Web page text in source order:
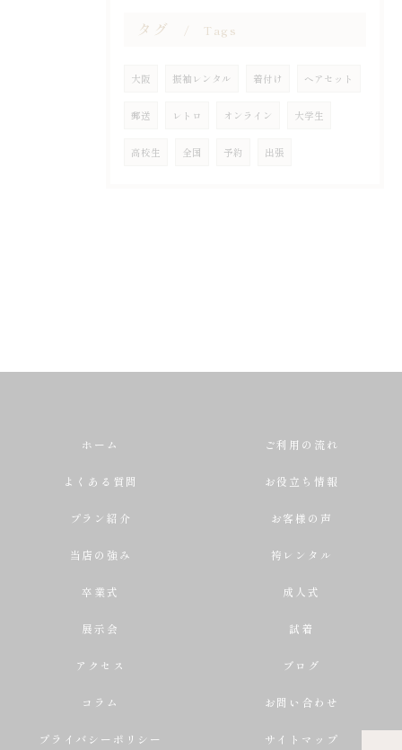
タグ Tags
大阪 振袖レンタル 着付け ヘアセット
郵送 レトロ オンライン 大学生
高校生 全国 予約 出張
ホーム ご利用の流れ
よくある質問 お役立ち情報
プラン紹介 お客様の声
当店の強み 袴レンタル
卒業式 成人式
展示会 試着
アクセス ブログ
コラム お問い合わせ
プライバシーポリシー サイトマップ